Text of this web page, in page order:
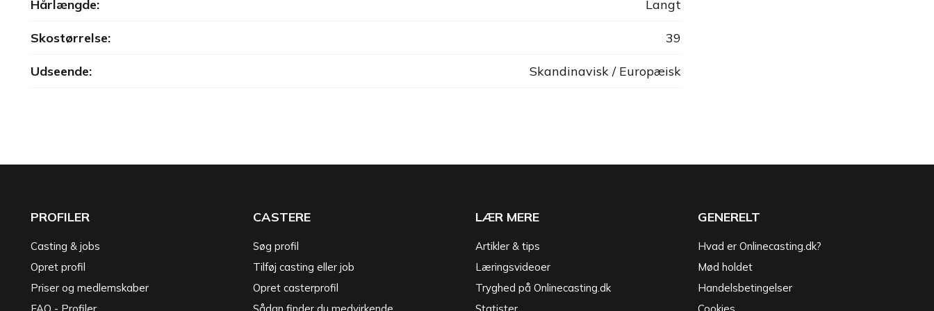
Hårlængde: Langt
Skostørrelse: 39
Udseende: Skandinavisk / Europæisk
PROFILER
Casting & jobs
Opret profil
Priser og medlemskaber
FAQ - Profiler
CASTERE
Søg profil
Tilføj casting eller job
Opret casterprofil
Sådan finder du medvirkende
LÆR MERE
Artikler & tips
Læringsvideoer
Tryghed på Onlinecasting.dk
Statister
GENERELT
Hvad er Onlinecasting.dk?
Mød holdet
Handelsbetingelser
Cookies